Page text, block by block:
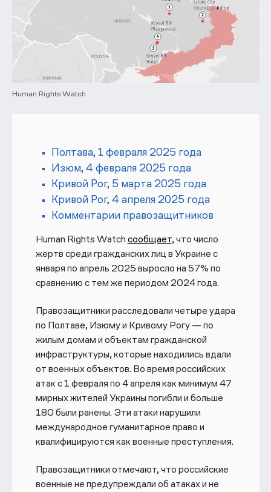
Human Rights Watch
Полтава, 1 февраля 2025 года
Изюм, 4 февраля 2025 года
Кривой Рог, 5 марта 2025 года
Кривой Рог, 4 апреля 2025 года
Комментарии правозащитников
Human Rights Watch сообщает, что число
жертв среди гражданских лиц в Украине с
января по апрель 2025 выросло на 57% по
сравнению с тем же периодом 2024 года.
Правозащитники расследовали четыре удара
по Полтаве, Изюму и Кривому Рогу — по
жилым домам и объектам гражданской
инфраструктуры, которые находились вдали
от военных объектов. Во время российских
атак с 1 февраля по 4 апреля как минимум 47
мирных жителей Украины погибли и больше
180 были ранены. Эти атаки нарушили
международное гуманитарное право и
квалифицируются как военные преступления.
Правозащитники отмечают, что российские
военные не предупреждали об атаках и не